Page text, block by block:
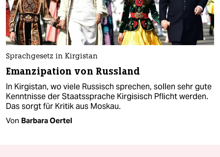
Sprachgesetz in Kirgistan
Emanzipation von Russland
In Kirgistan, wo viele Russisch sprechen, sollen sehr gute
Kenntnisse der Staatssprache Kirgisisch Pflicht werden.
Das sorgt für Kritik aus Moskau.
Von Barbara Oertel